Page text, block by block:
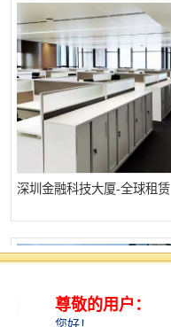
深圳金融科技大厦-全球租赁